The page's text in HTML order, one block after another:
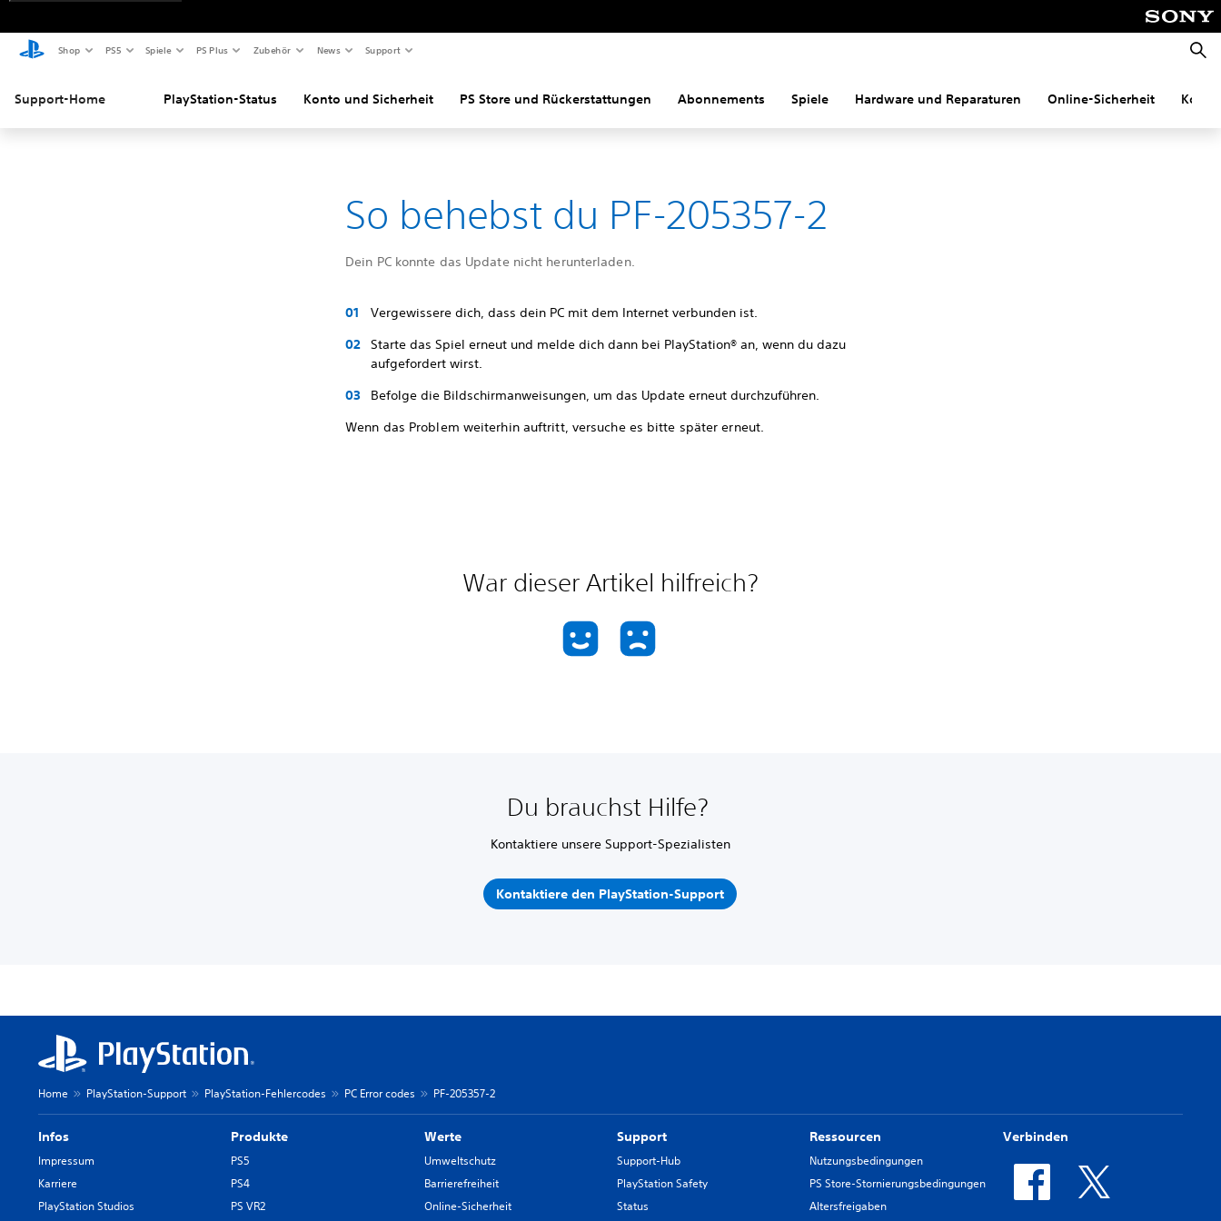
Shop PS5 Spiele PS Plus Zubehör News Support
Support-Home PlayStation-Status Konto und Sicherheit PS Store und Rückerstattungen Abonnements Spiele Hardware und Reparaturen Online-Sicherheit
So behebst du PF-205357-2
Dein PC konnte das Update nicht herunterladen.
Vergewissere dich, dass dein PC mit dem Internet verbunden ist.
Starte das Spiel erneut und melde dich dann bei PlayStation® an, wenn du dazu
aufgefordert wirst.
Befolge die Bildschirmanweisungen, um das Update erneut durchzuführen.
Wenn das Problem weiterhin auftritt, versuche es bitte später erneut.
War dieser Artikel hilfreich?
Du brauchst Hilfe?
Kontaktiere unsere Support-Spezialisten
Kontaktiere den PlayStation-Support
Home PlayStation-Support PlayStation-Fehlercodes PC Error codes PF-205357-2
Infos
Impressum
Karriere
PlayStation Studios
Produkte
PS5
PS4
PS VR2
Werte
Umweltschutz
Barrierefreiheit
Online-Sicherheit
Support
Support-Hub
PlayStation Safety
Status
Ressourcen
Nutzungsbedingungen
PS Store-Stornierungsbedingungen
Altersfreigaben
Verbinden